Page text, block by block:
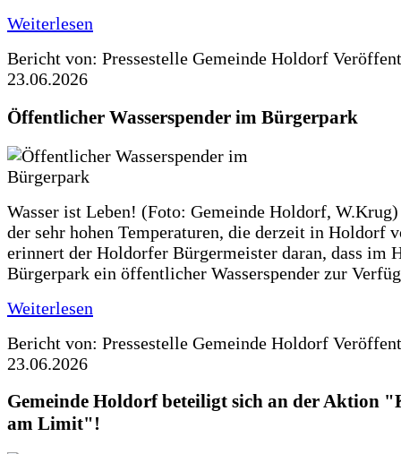
Weiterlesen
Bericht von: Pressestelle Gemeinde Holdorf
23.06.2026
Öffentlicher Wasserspender im Bürgerpark
Wasser ist Leben! (Foto: Gemeinde Holdorf,
der sehr hohen Temperaturen, die derzeit in Holdorf
erinnert der Holdorfer Bürgermeister daran, dass im
Bürgerpark ein öffentlicher Wasserspender zur
Weiterlesen
Bericht von: Pressestelle Gemeinde Holdorf
23.06.2026
Gemeinde Holdorf beteiligt sich an der Aktion
am Limit"!